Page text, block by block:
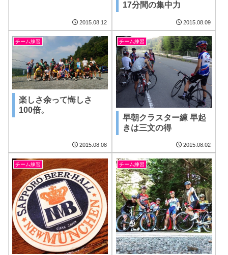
2015.08.12
17分間の集中力
2015.08.09
チーム練習
楽しさ余って悔しさ
100倍。
2015.08.08
チーム練習
早朝クラスター練 早起
きは三文の得
2015.08.02
チーム練習 チーム練習